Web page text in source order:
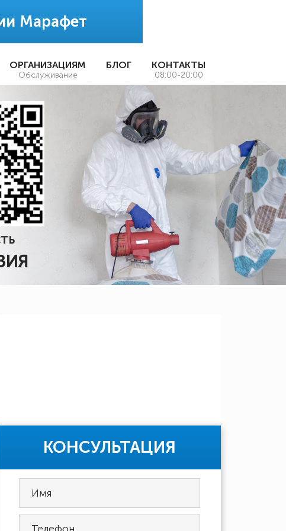
Марафет
ОРГАНИЗАЦИЯМ
Обслуживание
БЛОГ КОНТАКТЫ
08:00-20:00
КОНСУЛЬТАЦИЯ